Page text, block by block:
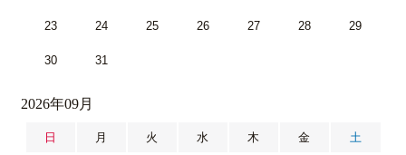
23 24 25 26 27 28 29
30 31
2026年09月
日 月 火 水 木 金 土